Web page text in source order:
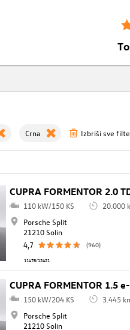
Crna Izbriši sve
CUPRA FORMENTOR 2.0
110 kW/150 KS 20.000
Porsche Split
21210 Solin
4,7
(960)
11478/12421
CUPRA FORMENTOR 1.5
150 kW/204 KS 3.445
Porsche Split
21210 Solin